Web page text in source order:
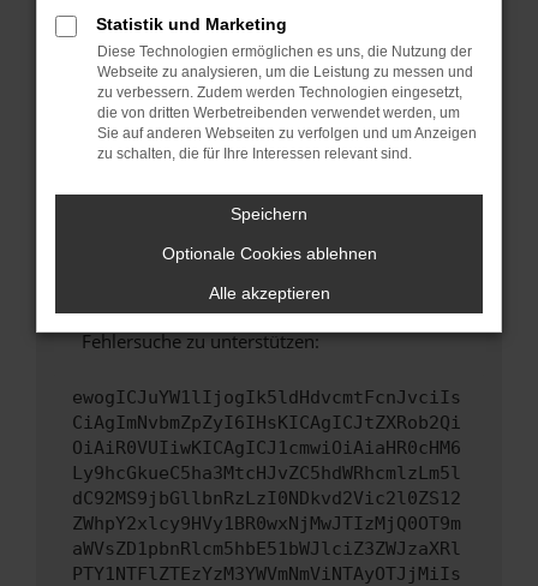
Stelle sicher, dass dein Browser und dein
Betriebssystem auf dem neuesten Stand
sind.
Veraltete Software birgt nicht nur ein
Sicherheitsrisiko, sondern kann auch dazu
führen, dass bestimmte Funktionen nicht mehr
Wende dich an den Webseitenbetreiber.
hast, kontaktiere uns bitte. Wir werden
versuchen, das Problem zu beheben. Du kannst
uns diesen Text schicken, um uns bei der
Fehlersuche zu unterstützen:
ewogICJuYW1lIjogIk5ldHdvcmtFcnJvciIs
CiAgImNvbmZpZyI6IHsKICAgICJtZXRob2Qi
OiAiR0VUIiwKICAgICJ1cmwiOiAiaHR0cHM6
Ly9hcGkueC5ha3MtcHJvZC5hdWRhcmlzLm5l
dC92MS9jbGllbnRzLzI0NDkvd2Vic2l0ZS12
ZWhpY2xlcy9HVy1BR0wxNjMwJTIzMjQ0OT9m
aWVsZD1pbnRlcm5hbE51bWJlciZ3ZWJzaXRl
PTY1NTFlZTEzYzM3YWVmNmViNTAyOTJjMiIs
Statistik und Marketing
Diese Technologien ermöglichen es uns, die Nutzung der
Webseite zu analysieren, um die Leistung zu messen und
zu verbessern. Zudem werden Technologien eingesetzt,
die von dritten Werbetreibenden verwendet werden, um
Sie auf anderen Webseiten zu verfolgen und um Anzeigen
zu schalten, die für Ihre Interessen relevant sind.
Speichern
Optionale Cookies ablehnen
Alle akzeptieren